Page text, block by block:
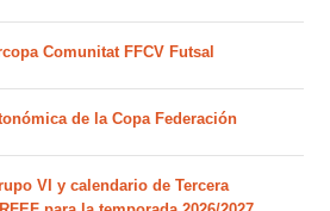
Comunitat FFCV Futsal
de la Copa Federación
VI y calendario de Tercera